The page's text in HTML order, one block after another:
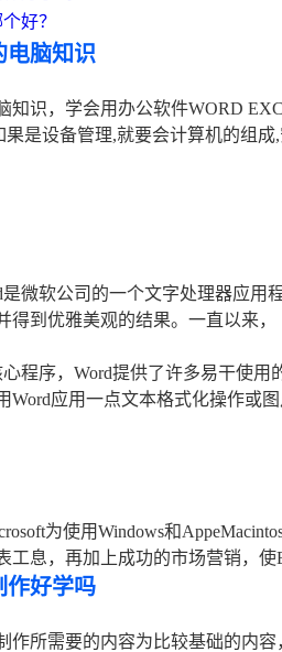
好？
电脑知识
知识，学会用办公软件WORD
是设备管理,就要会计算机的组成,
是微软公司的一个文字处理器应
得到优雅美观的结果。一直以来，
程序，Word提供了许多易干使
Word应用一点文本格式化操作或
为使用Windows和
工息，再加上成功的市场营销，使
作好学吗
作所需要的内容为比较基础的内